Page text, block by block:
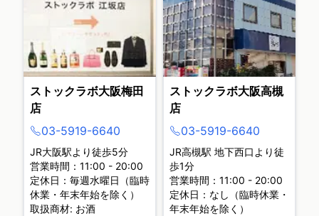
ストックラボ大阪梅田
店
03-5919-6640
JR大阪駅より徒歩5分
営業時間：11:00 - 20:00
定休日：毎週水曜日（臨時
休業・年末年始を除く）
取扱商材: お酒
ストックラボ大阪高槻
店
03-5919-6640
JR高槻駅 地下西口より徒
歩1分
営業時間：11:00 - 20:00
定休日：なし（臨時休業・
年末年始を除く）